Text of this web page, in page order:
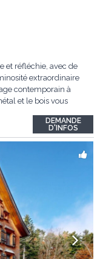
et réfléchie, avec de
extraordinaire
contemporain à
et le bois vous
de fruitiers, et...
DEMANDE
D'INFOS